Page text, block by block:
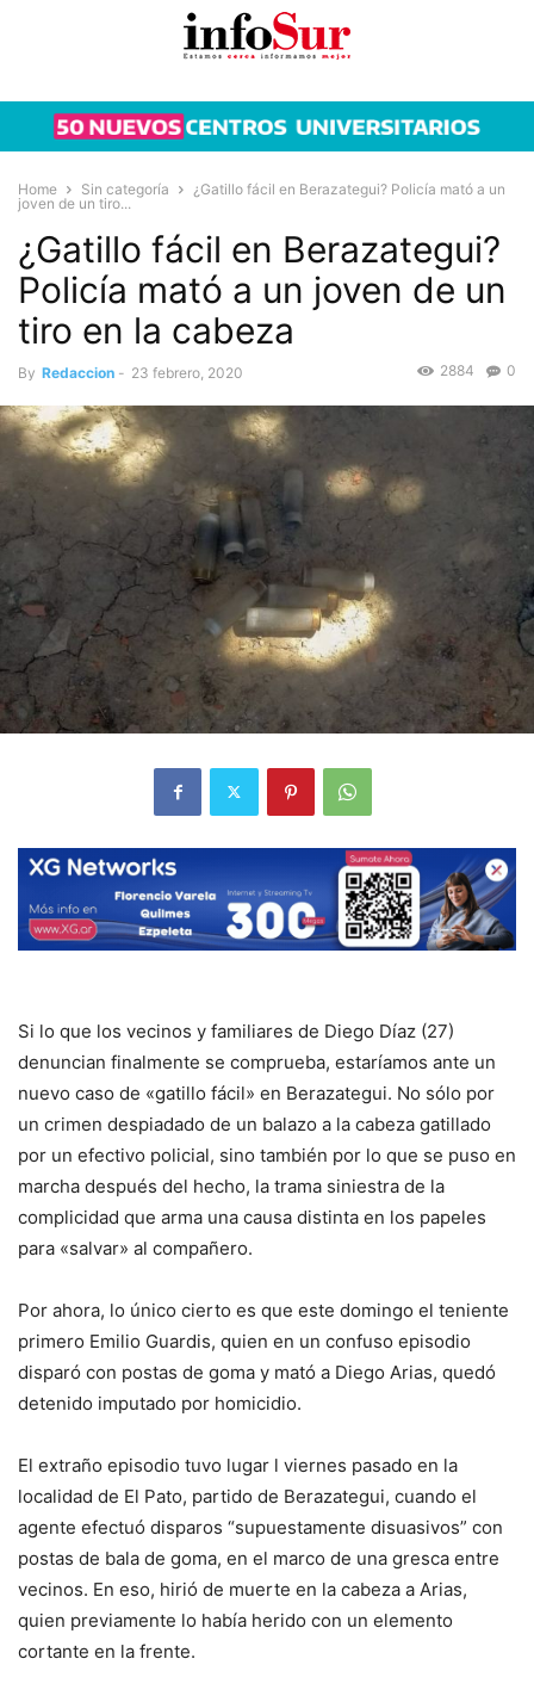
Home Sin categoría
¿Gatillo fácil en Berazategui? Policía mató a un
joven de un tiro...
¿Gatillo fácil en Berazategui?
Policía mató a un joven de un
tiro en la cabeza
By Redaccion - 23 febrero, 2020 0
2884
Si lo que los vecinos y familiares de Diego Díaz (27)
denuncian finalmente se comprueba, estaríamos ante un
nuevo caso de «gatillo fácil» en Berazategui. No sólo por
un crimen despiadado de un balazo a la cabeza gatillado
por un efectivo policial, sino también por lo que se puso en
marcha después del hecho, la trama siniestra de la
complicidad que arma una causa distinta en los papeles
para «salvar» al compañero.
Por ahora, lo único cierto es que este domingo el teniente
primero Emilio Guardis, quien en un confuso episodio
disparó con postas de goma y mató a Diego Arias, quedó
detenido imputado por homicidio.
El extraño episodio tuvo lugar l viernes pasado en la
localidad de El Pato, partido de Berazategui, cuando el
agente efectuó disparos “supuestamente disuasivos” con
postas de bala de goma, en el marco de una gresca entre
vecinos. En eso, hirió de muerte en la cabeza a Arias,
quien previamente lo había herido con un elemento
cortante en la frente.